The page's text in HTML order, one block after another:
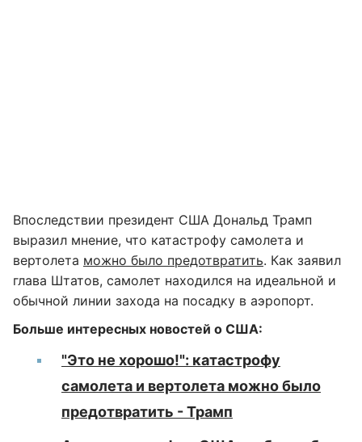
Впоследствии президент США Дональд Трамп
выразил мнение, что катастрофу самолета и
вертолета можно было предотвратить. Как заявил
глава Штатов, самолет находился на идеальной и
обычной линии захода на посадку в аэропорт.
Больше интересных новостей о США:
"Это не хорошо!": катастрофу
самолета и вертолета можно было
предотвратить - Трамп